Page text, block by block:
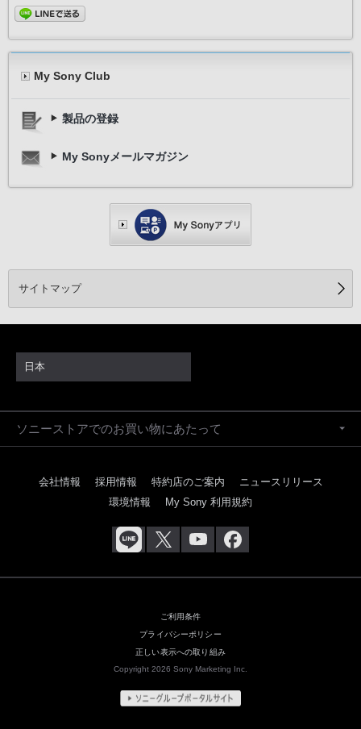
My Sony Club
製品の登録
My Sonyメールマガジン
サイトマップ
日本
ソニーストアでのお買い物にあたって
会社情報 採用情報 特約店のご案内
ニュースリリース
環境情報
My Sony 利用規約
ご利用条件
プライバシーポリシー
正しい表示への取り組み
Copyright 2026 Sony Marketing Inc.